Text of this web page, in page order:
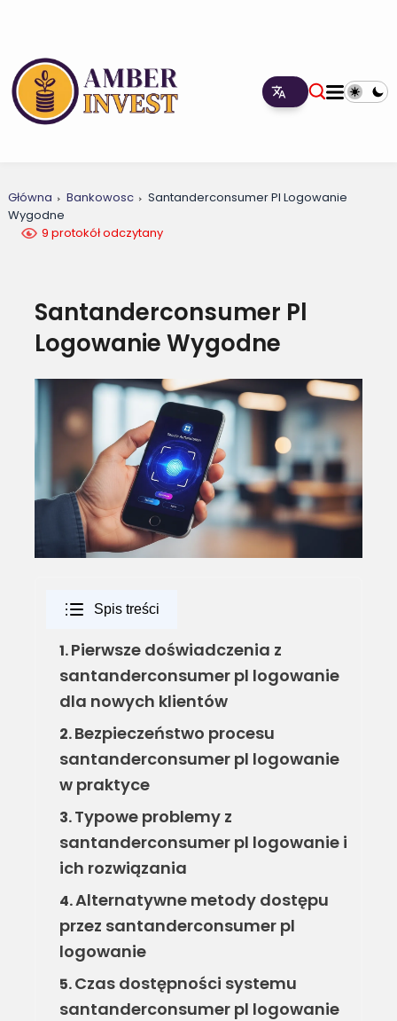
Główna Bankowosc
Santanderconsumer Pl Logowanie
Wygodne
9 protokół odczytany
Santanderconsumer Pl
Logowanie Wygodne
Spis treści
1.Pierwsze doświadczenia z
santanderconsumer pl logowanie
dla nowych klientów
2.Bezpieczeństwo procesu
santanderconsumer pl logowanie
w praktyce
3.Typowe problemy z
santanderconsumer pl logowanie i
ich rozwiązania
4.Alternatywne metody dostępu
przez santanderconsumer pl
logowanie
5.Czas dostępności systemu
santanderconsumer pl logowanie